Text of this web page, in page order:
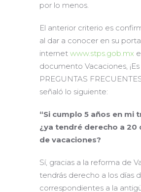
por lo menos.
El anterior criterio es
al dar a conocer en su
internet www.stps.gob.mx
documento Vacaciones,
PREGUNTAS
señaló lo siguiente:
“Si cumplo 5 años en mi
¿ya tendré derecho a 20
de vacaciones?
Sí, gracias a la reforma de
tendrás derecho a los días
correspondientes a la